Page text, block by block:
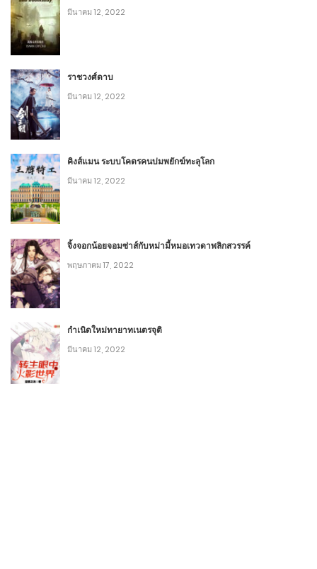
กันยายน 24, 2023
7
อ่าน
ฟรี
บทที่ 460: การต่อสู้แบบดิจิทัล(ฟรี)
กันยายน 24, 2023
23
2 บทที่ 459: ยึดครองเมืองอื่น
กันยายน 24, 2023
5
กันยายน 24, 2023
7
2 บทที่ 457: ฉันมา ฉันเห็น ฉันพิชิต
กันยายน 24, 2023
5
2
มีนาคม 12, 2022
ราชวงศ์ดาบ
มีนาคม 12, 2022
คิงส์แมน ระบบโคตรคนบ่มพยักฆ์ทะลุโลก
มีนาคม 12, 2022
จิ้งจอกน้อยจอมซ่าส์กับหม่ามี้หมอเทวดาพลิกสวรรค์
พฤษภาคม 17, 2022
กำเนิดใหม่ทายาทเนตรจุติ
มีนาคม 12, 2022